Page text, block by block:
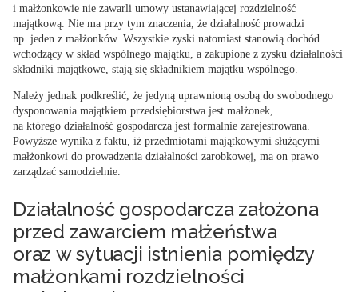
i małżonkowie nie zawarli umowy ustanawiającej rozdzielność
majątkową. Nie ma przy tym znaczenia, że działalność prowadzi
np. jeden z małżonków. Wszystkie zyski natomiast stanowią dochód
wchodzący w skład wspólnego majątku, a zakupione z zysku działalności
składniki majątkowe, stają się składnikiem majątku wspólnego.
Należy jednak podkreślić, że jedyną uprawnioną osobą do swobodnego
dysponowania majątkiem przedsiębiorstwa jest małżonek,
na którego działalność gospodarcza jest formalnie zarejestrowana.
Powyższe wynika z faktu, iż przedmiotami majątkowymi służącymi
małżonkowi do prowadzenia działalności zarobkowej, ma on prawo
zarządzać samodzielnie.
Działalność gospodarcza założona
przed zawarciem małżeństwa
oraz w sytuacji istnienia pomiędzy
małżonkami rozdzielności